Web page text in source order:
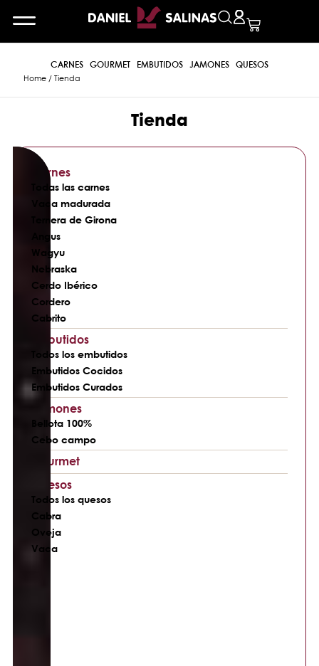
CARNES GOURMET EMBUTIDOS JAMONES QUESOS
Home/ Tienda
Tienda
Carnes
Todas las carnes
Vaca madurada
Ternera de Girona
Angus
Wagyu
Nebraska
Cerdo Ibérico
Cordero
Cabrito
Embutidos
Todos los embutidos
Embutidos Cocidos
Embutidos Curados
Jamones
Bellota 100%
Cebo campo
Gourmet
Quesos
Todos los quesos
Cabra
Oveja
Vaca